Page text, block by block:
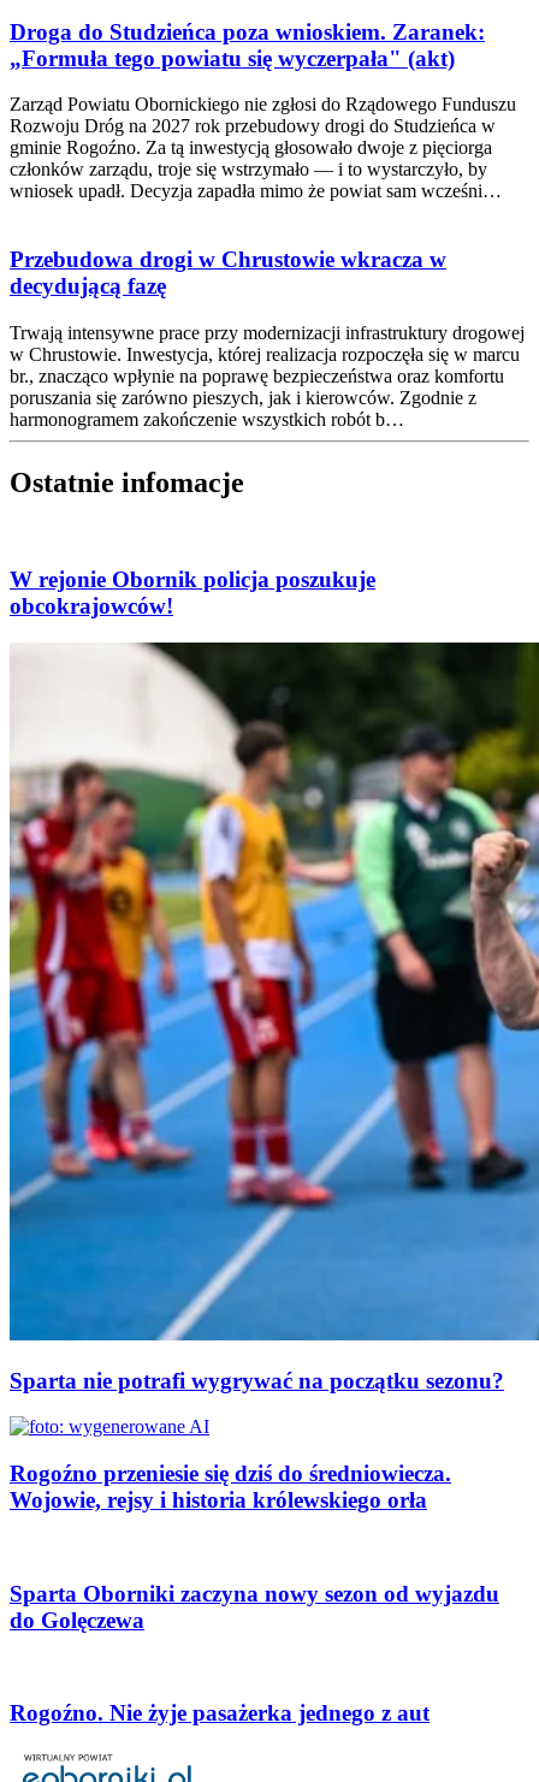
Droga do Studzieńca poza wnioskiem. Zaranek:
„Formuła tego powiatu się wyczerpała" (akt)
Zarząd Powiatu Obornickiego nie zgłosi do Rządowego Funduszu
Rozwoju Dróg na 2027 rok przebudowy drogi do Studzieńca w
gminie Rogoźno. Za tą inwestycją głosowało dwoje z pięciorga
członków zarządu, troje się wstrzymało — i to wystarczyło, by
wniosek upadł. Decyzja zapadła mimo że powiat sam wcześni…
Przebudowa drogi w Chrustowie wkracza w
decydującą fazę
Trwają intensywne prace przy modernizacji infrastruktury drogowej
w Chrustowie. Inwestycja, której realizacja rozpoczęła się w marcu
br., znacząco wpłynie na poprawę bezpieczeństwa oraz komfortu
poruszania się zarówno pieszych, jak i kierowców. Zgodnie z
harmonogramem zakończenie wszystkich robót b…
Ostatnie infomacje
W rejonie Obornik policja poszukuje
obcokrajowców!
Sparta nie potrafi wygrywać na początku sezonu?
Rogoźno przeniesie się dziś do średniowiecza.
Wojowie, rejsy i historia królewskiego orła
Sparta Oborniki zaczyna nowy sezon od wyjazdu
do Golęczewa
Rogoźno. Nie żyje pasażerka jednego z aut